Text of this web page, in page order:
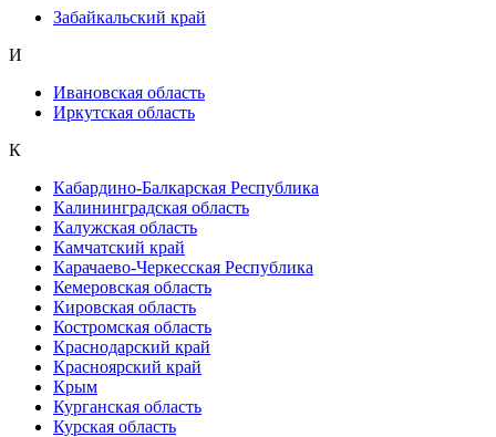
Забайкальский край
И
Ивановская область
Иркутская область
К
Кабардино-Балкарская Республика
Калининградская область
Калужская область
Камчатский край
Карачаево-Черкесская Республика
Кемеровская область
Кировская область
Костромская область
Краснодарский край
Красноярский край
Крым
Курганская область
Курская область